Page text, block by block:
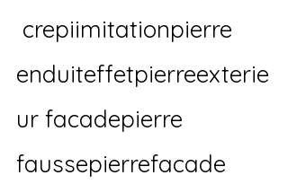
crepiimitationpierre
enduiteffetpierreexterie
ur facadepierre
faussepierrefacade